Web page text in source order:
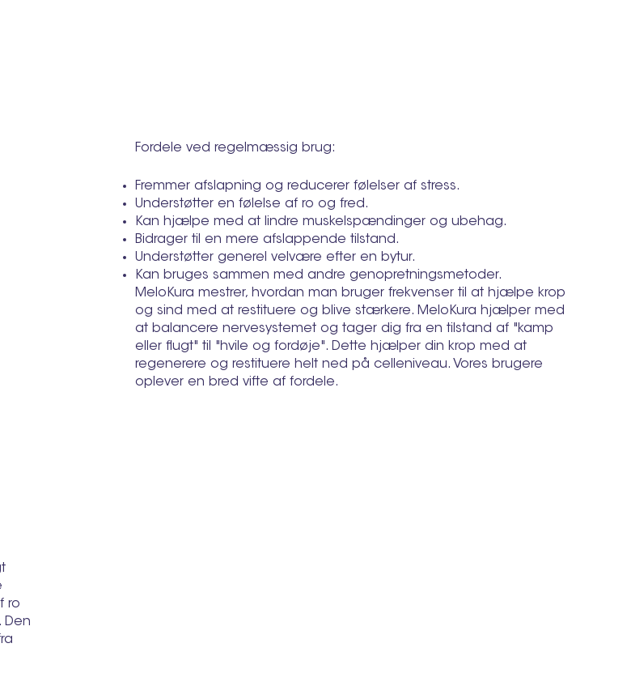
Fordele ved regelmæssig brug:
Fremmer afslapning og reducerer følelser af stress.
Understøtter en følelse af ro og fred.
Kan hjælpe med at lindre muskelspændinger og ubehag.
Bidrager til en mere afslappende tilstand.
Understøtter generel velvære efter en bytur.
Kan bruges sammen med andre genopretningsmetoder.
MeloKura mestrer, hvordan man bruger frekvenser til at hjælpe krop
og sind med at restituere og blive stærkere. MeloKura hjælper med
at balancere nervesystemet og tager dig fra en tilstand af "kamp
eller flugt" til "hvile og fordøje". Dette hjælper din krop med at
regenerere og restituere helt ned på celleniveau. Vores brugere
oplever en bred vifte af fordele.
ro
Den